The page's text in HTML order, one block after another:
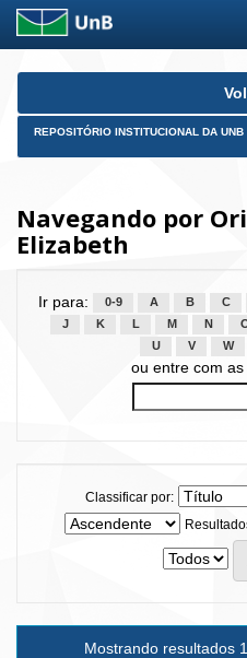
Skip
REPOSITÓRIO INSTITUCIONAL DA UNB
Navegando por
Elizabeth
Ir para: 0-9 A B C
J
K L M N
U
V W
ou entre com
Classificar por:
Mostrando resultados